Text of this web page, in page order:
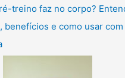
treino faz no corpo?
benefícios e como usar com